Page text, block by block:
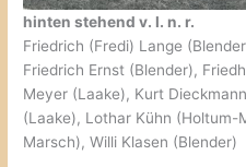
hinten stehend v. l. n. r.
Friedrich (Fredi) Lange
Friedrich Ernst (Blender),
Meyer (Laake), Kurt
(Laake), Lothar Kühn
Marsch), Willi Klasen (Blender)